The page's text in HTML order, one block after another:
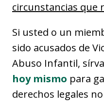
circunstancias que
Si usted o un
sido acusados de
Abuso Infantil,
hoy mismo para
derechos legales